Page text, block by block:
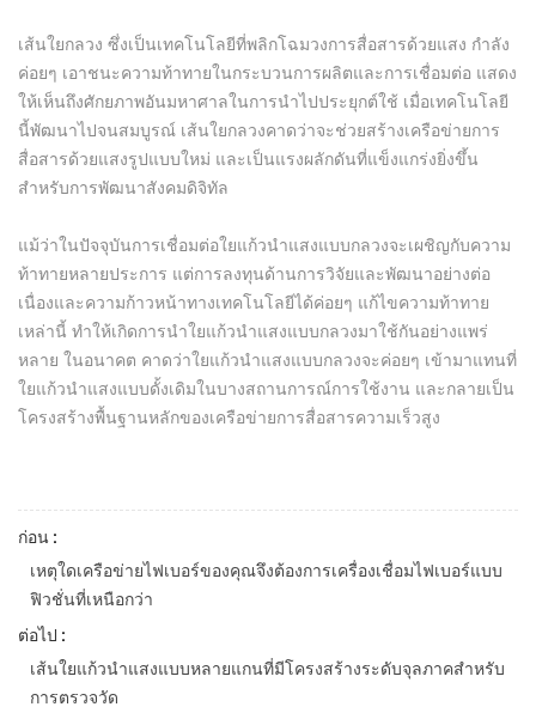
เส้นใยกลวง ซึ่งเป็นเทคโนโลยีที่พลิกโฉมวงการสื่อสารด้วยแสง กำลัง
ค่อยๆ เอาชนะความท้าทายในกระบวนการผลิตและการเชื่อมต่อ แสดง
ให้เห็นถึงศักยภาพอันมหาศาลในการนำไปประยุกต์ใช้ เมื่อเทคโนโลยี
นี้พัฒนาไปจนสมบูรณ์ เส้นใยกลวงคาดว่าจะช่วยสร้างเครือข่ายการ
สื่อสารด้วยแสงรูปแบบใหม่ และเป็นแรงผลักดันที่แข็งแกร่งยิ่งขึ้น
สำหรับการพัฒนาสังคมดิจิทัล
แม้ว่าในปัจจุบันการเชื่อมต่อใยแก้วนำแสงแบบกลวงจะเผชิญกับความ
ท้าทายหลายประการ แต่การลงทุนด้านการวิจัยและพัฒนาอย่างต่อ
เนื่องและความก้าวหน้าทางเทคโนโลยีได้ค่อยๆ แก้ไขความท้าทาย
เหล่านี้ ทำให้เกิดการนำใยแก้วนำแสงแบบกลวงมาใช้กันอย่างแพร่
หลาย ในอนาคต คาดว่าใยแก้วนำแสงแบบกลวงจะค่อยๆ เข้ามาแทนที่
ใยแก้วนำแสงแบบดั้งเดิมในบางสถานการณ์การใช้งาน และกลายเป็น
โครงสร้างพื้นฐานหลักของเครือข่ายการสื่อสารความเร็วสูง
ก่อน :
เหตุใดเครือข่ายไฟเบอร์ของคุณจึงต้องการเครื่องเชื่อมไฟเบอร์แบบ
ฟิวชั่นที่เหนือกว่า
ต่อไป :
เส้นใยแก้วนำแสงแบบหลายแกนที่มีโครงสร้างระดับจุลภาคสำหรับ
การตรวจวัด